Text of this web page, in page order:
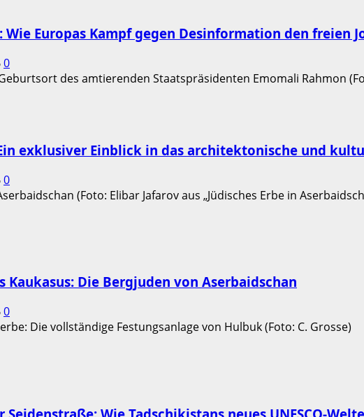
Wie Europas Kampf gegen Desinformation den freien
0
exklusiver Einblick in das architektonische und
0
Kaukasus: Die Bergjuden von Aserbaidschan
0